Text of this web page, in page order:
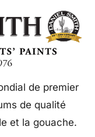
de premier
de qualité
et la gouache.